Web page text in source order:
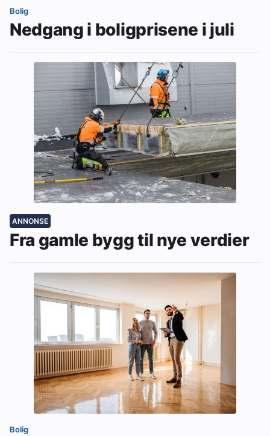
Bolig
Nedgang i boligprisene i juli
ANNONSE
Fra gamle bygg til nye verdier
Bolig